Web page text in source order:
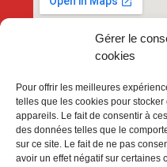
Gérer le
cookies
Pour offrir les meilleures
telles que les cookies pour
appareils. Le fait de consentir à
des données telles que le
sur ce site. Le fait de ne pas
avoir un effet négatif sur certaines